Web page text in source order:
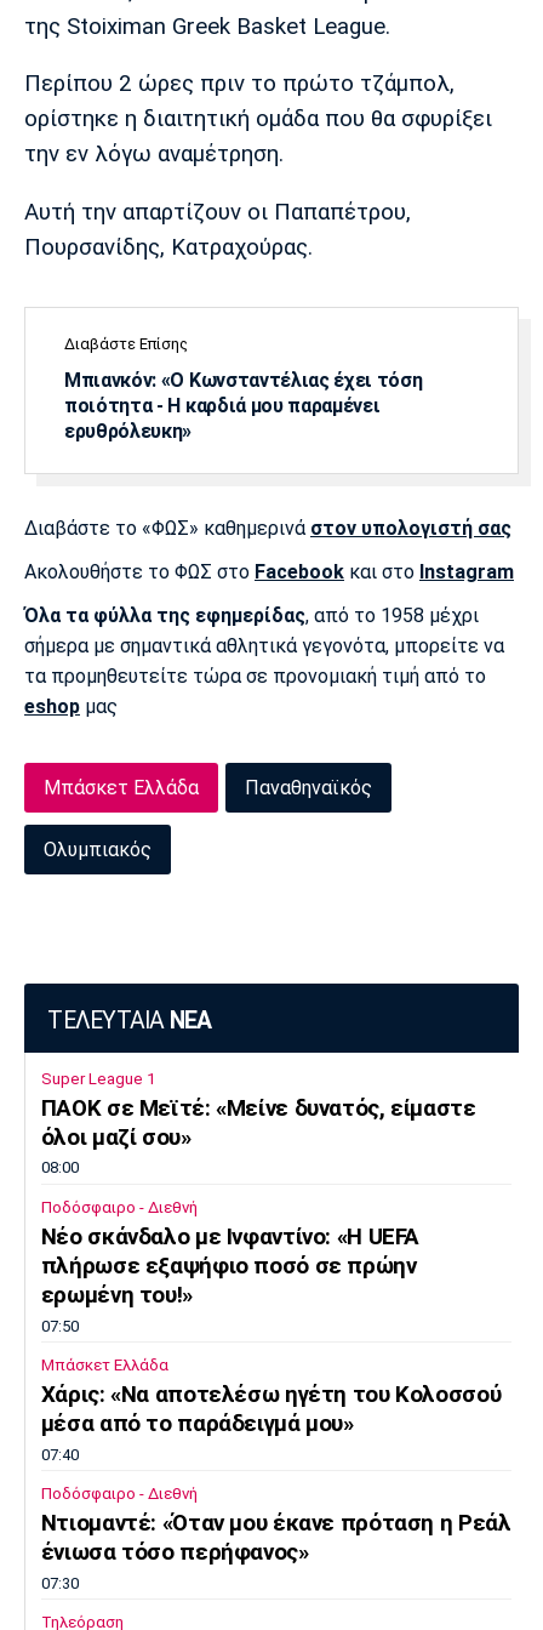
Cine Spot
Media
Παρασκήνιο
Ιωνικός Κηφισιά Πανσερραϊκός
Μάντσεστερ
Γιουνάιτεντ
Τσέλσι Άρσεναλ
Σίτι
Ντόρτμουντ
Πόρτο Μπενφίκα
της Stoiximan Greek Basket League.
Περίπου 2 ώρες πριν το πρώτο τζάμπολ,
ορίστηκε η διαιτητική ομάδα που θα σφυρίξει
την εν λόγω αναμέτρηση.
Αυτή την απαρτίζουν οι Παπαπέτρου,
Πουρσανίδης, Κατραχούρας.
Διαβάστε Επίσης
Μπιανκόν: «Ο Κωνσταντέλιας έχει τόση
ποιότητα - Η καρδιά μου παραμένει
ερυθρόλευκη»
Διαβάστε το «ΦΩΣ» καθημερινά στον υπολογιστή σας
Ακολουθήστε το ΦΩΣ στο Facebook και στο Instagram
Όλα τα φύλλα της εφημερίδας, από το 1958 μέχρι
σήμερα με σημαντικά αθλητικά γεγονότα, μπορείτε να
τα προμηθευτείτε τώρα σε προνομιακή τιμή από το
eshop μας
Μπάσκετ Ελλάδα Παναθηναϊκός
Ολυμπιακός
ΤΕΛΕΥΤΑΙΑ ΝΕΑ
Super League 1
ΠΑΟΚ σε Μεϊτέ: «Μείνε δυνατός, είμαστε
όλοι μαζί σου»
08:00
Ποδόσφαιρο - Διεθνή
Νέο σκάνδαλο με Ινφαντίνο: «Η UEFA
πλήρωσε εξαψήφιο ποσό σε πρώην
ερωμένη του!»
07:50
Μπάσκετ Ελλάδα
Χάρις: «Να αποτελέσω ηγέτη του Κολοσσού
μέσα από το παράδειγμά μου»
07:40
Ποδόσφαιρο - Διεθνή
Ντιομαντέ: «Όταν μου έκανε πρόταση η Ρεάλ
ένιωσα τόσο περήφανος»
07:30
Τηλεόραση